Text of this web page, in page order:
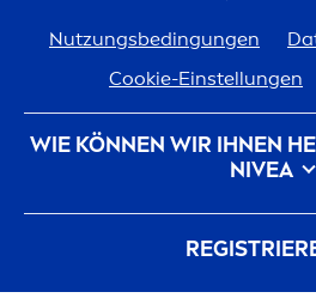
Nutzungsbedingungen
Cookie-Einstellungen
WIE KÖNNEN WIR IHNEN
NIVEA
Markenhistorie
Unsere Philosophie